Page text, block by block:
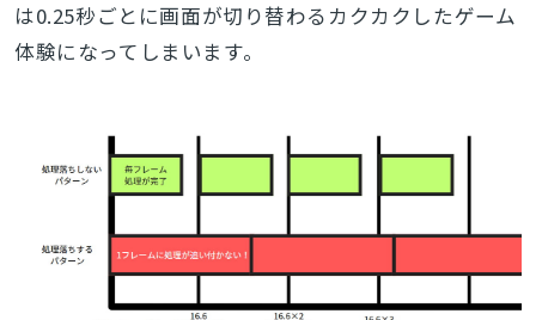
は0.25秒ごとに画面が切り替わるカクカクしたゲーム
体験になってしまいます。